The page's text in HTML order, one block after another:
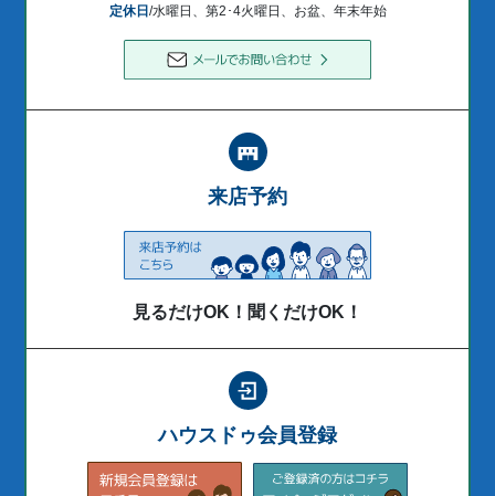
定休日/水曜日、第2･4火曜日、お盆、年末年始
来店予約
見るだけOK！聞くだけOK！
ハウスドゥ会員登録